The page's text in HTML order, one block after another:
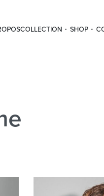
COLLECTION SHOP